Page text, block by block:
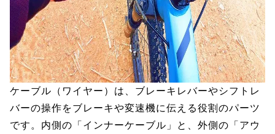
ケーブル（ワイヤー）は、ブレーキレバーやシフトレ
バーの操作をブレーキや変速機に伝える役割のパーツ
です。内側の「インナーケーブル」と、外側の「アウ